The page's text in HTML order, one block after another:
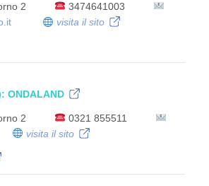
2
3474641003
visita il sito
ONDALAND
2
0321 855511
visita il sito